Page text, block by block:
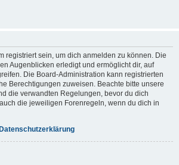
registriert sein, um dich anmelden zu können. Die
Augenblicken erledigt und ermöglicht dir, auf
Die Board-Administration kann registrierten
Berechtigungen zuweisen. Beachte bitte unsere
die verwandten Regelungen, bevor du dich
die jeweiligen Forenregeln, wenn du dich in